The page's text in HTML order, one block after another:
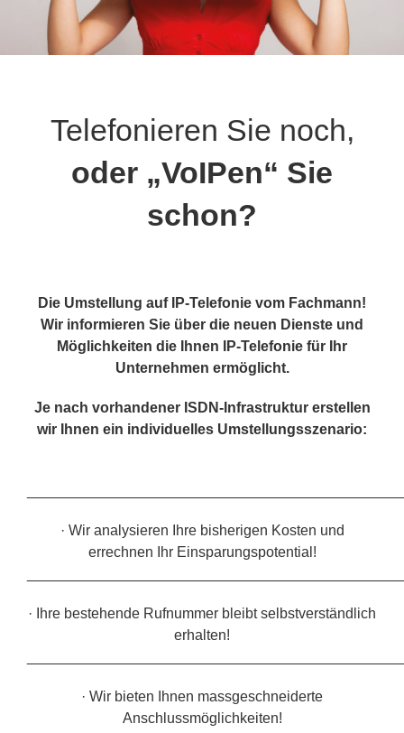
Telefonieren Sie noch,
oder „VoIPen“ Sie
schon?
Die Umstellung auf IP-Telefonie vom Fachmann!
Wir informieren Sie über die neuen Dienste und
Möglichkeiten die Ihnen IP-Telefonie für Ihr
Unternehmen ermöglicht.
Je nach vorhandener ISDN-Infrastruktur erstellen
wir Ihnen ein individuelles Umstellungsszenario:
· Wir analysieren Ihre bisherigen Kosten und
errechnen Ihr Einsparungspotential!
· Ihre bestehende Rufnummer bleibt selbstverständlich
erhalten!
· Wir bieten Ihnen massgeschneiderte
Anschlussmöglichkeiten!